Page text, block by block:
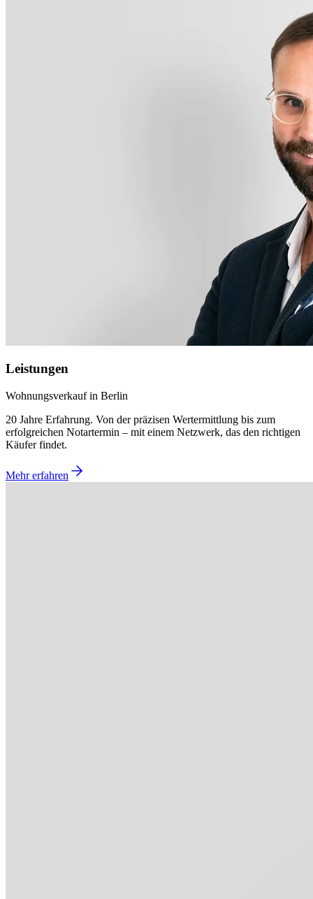
Leistungen
Wohnungsverkauf in Berlin
20 Jahre Erfahrung. Von der präzisen Wertermittlung bis zum
erfolgreichen Notartermin – mit einem Netzwerk, das den richtigen
Käufer findet.
Mehr erfahren